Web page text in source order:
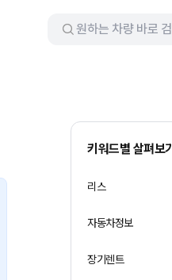
키워드별 살펴보기
리스
자동차정보
장기렌트